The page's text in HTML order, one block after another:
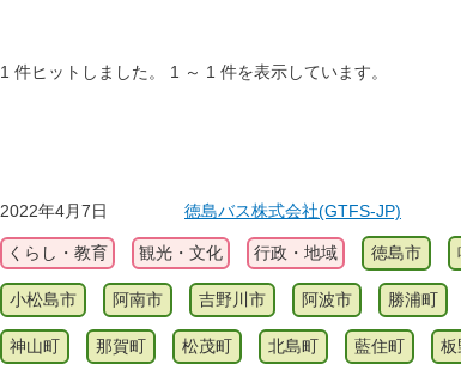
1 件ヒットしました。 1 ～ 1 件を表示しています。
2022年4月7日 徳島バス株式会社(GTFS-JP)
くらし・教育 観光・文化 行政・地域 徳島市
小松島市 阿南市 吉野川市 阿波市 勝浦町
神山町 那賀町 松茂町 北島町 藍住町 板